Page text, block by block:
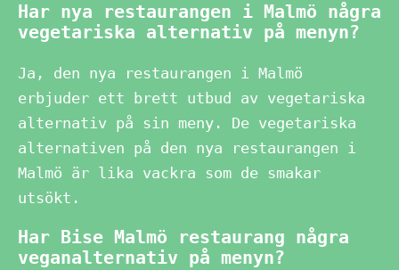
Har nya restaurangen i Malmö några
vegetariska alternativ på menyn?
Ja, den nya restaurangen i Malmö
erbjuder ett brett utbud av vegetariska
alternativ på sin meny. De vegetariska
alternativen på den nya restaurangen i
Malmö är lika vackra som de smakar
utsökt.
Har Bise Malmö restaurang några
veganalternativ på menyn?